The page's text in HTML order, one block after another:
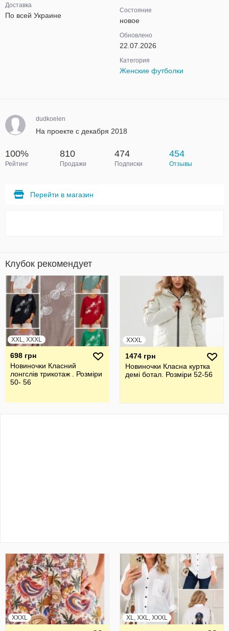
Доставка
По всей Украине
Состояние
новое
Обновлено
22.07.2026
Категория
Женские футболки
dudkoelen
На проекте с декабря 2018
100%
Рейтинг
810
Продажи
474
Подписки
454
Отзывы
Перейти в магазин
Клубок рекомендует
XXL, XXXL
698 грн
Новиночки Класний
лонгслів трикотаж . Розміри
50- 56
XXXL
1474 грн
Новиночки Класна куртка
демі ботал. Розміри 52-56
XXXL XL, XXL, XXXL